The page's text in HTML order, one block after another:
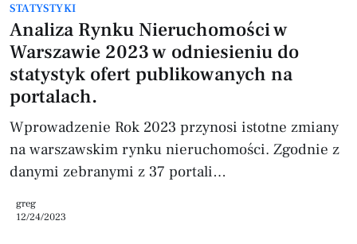
STATYSTYKI
Analiza Rynku Nieruchomości w
Warszawie 2023 w odniesieniu do
statystyk ofert publikowanych na
portalach.
Wprowadzenie Rok 2023 przynosi istotne zmiany
na warszawskim rynku nieruchomości. Zgodnie z
danymi zebranymi z 37 portali
spadek liczby ogłoszeń sprzedaży mieszkań w
greg
12/24/2023